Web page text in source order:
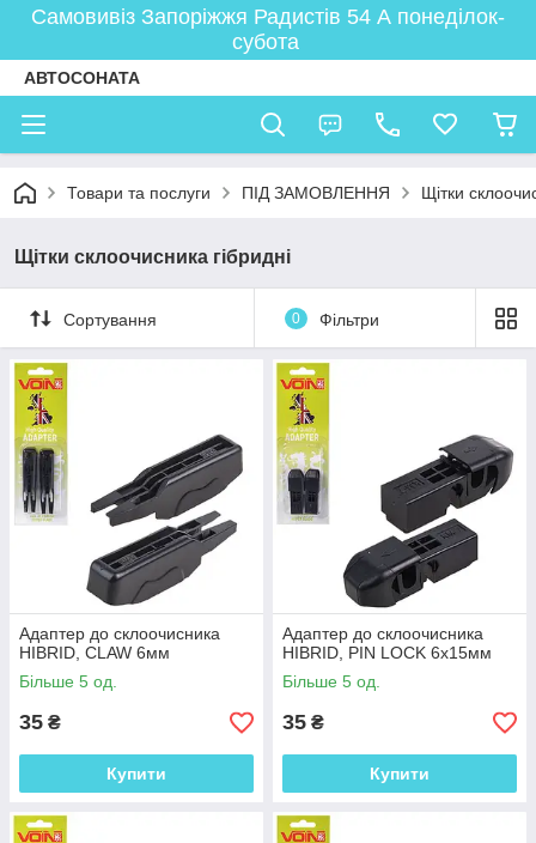
Самовивіз Запоріжжя Радистів 54 А понеділок-
субота
АВТОСОНАТА
Товари та послуги ПІД ЗАМОВЛЕННЯ Щітки
Щітки склоочисника гібридні
Сортування 0 Фільтри
Адаптер до склоочисника
HIBRID, CLAW 6мм
Більше 5 од.
35 ₴
Купити
Адаптер до склоочисника
HIBRID, PIN LOCK 6x15мм
Більше 5 од.
35 ₴
Купити